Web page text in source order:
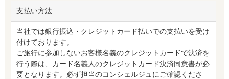
支払い方法
当社では銀行振込・クレジットカード払いでの支払いを受け
付けております。
ご旅行に参加しないお客様名義のクレジットカードで決済を
行う際は、カード名義人のクレジットカード決済同意書が必
要となります。必ず担当のコンシェルジュにご確認くださ